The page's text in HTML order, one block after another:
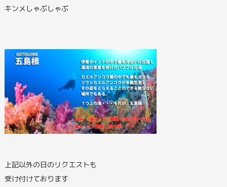
キンメしゃぶしゃぶ
上記以外の日のリクエストも
受け付けております